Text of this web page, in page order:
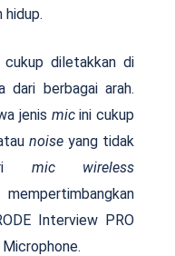
hidup.
cukup diletakkan di
dari berbagai arah.
jenis micini cukup
noiseyang tidak
mic wireless
Interview PRO